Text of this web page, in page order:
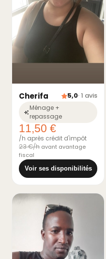
Cherifa 5,0· 1 avis
Ménage +
repassage
11,50 €
/h après crédit d'impôt
23 €/h avant avantage
fiscal
Voir ses disponibilités